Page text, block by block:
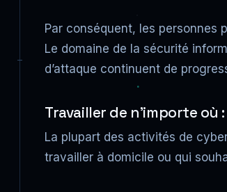
Par conséquent, les personnes
Le domaine de la sécurité
d’attaque continuent de
Travailler de n’importe où :
La plupart des activités de
travailler à domicile ou qui